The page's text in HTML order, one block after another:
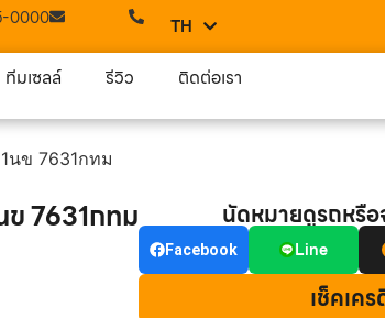
0000 TH
EN
ทีมเซลล์ รีวิว ติดต่อเรา
นข 7631กทม
7631กทม นัดหมายดูรถหรื
Facebook Line
เช็คเค